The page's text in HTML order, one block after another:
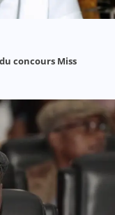
concours Miss